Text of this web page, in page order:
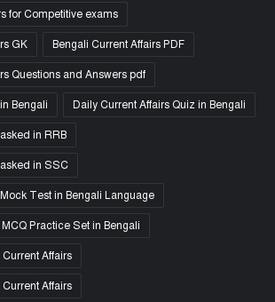
for Competitive exams
GK Bengali Current Affairs PDF
Questions and Answers pdf
Bengali Daily Current Affairs Quiz in Bengali
in RRB
in SSC
Test in Bengali Language
Practice Set in Bengali
Affairs
Affairs